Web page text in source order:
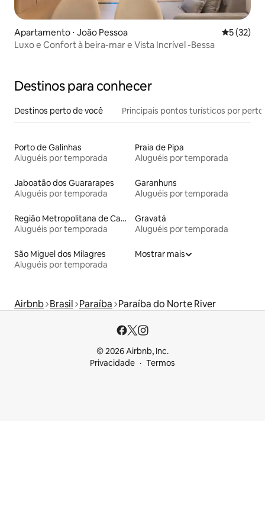
Apartamento ⋅ João Pessoa 5 de uma
5 (32)
Luxo e Confort à beira-mar e Vista Incrível -Bessa
Destinos para conhecer
Destinos perto de você Principais pontos turísticos por perto
Porto de Galinhas
Aluguéis por temporada
Praia de Pipa
Aluguéis por temporada
Jaboatão dos Guararapes
Aluguéis por temporada
Garanhuns
Aluguéis por temporada
Região Metropolitana de Campina Grande
Aluguéis por temporada
Gravatá
Aluguéis por temporada
São Miguel dos Milagres
Aluguéis por temporada
Mostrar mais
Airbnb Brasil Paraíba Paraíba do Norte River
© 2026 Airbnb, Inc.
Privacidade
Termos